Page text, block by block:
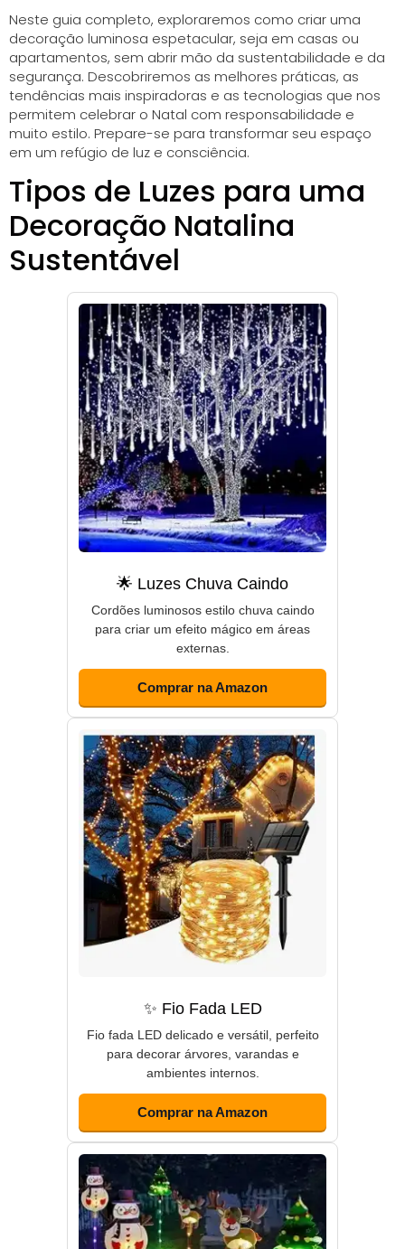
Neste guia completo, exploraremos como criar uma
decoração luminosa espetacular, seja em casas ou
apartamentos, sem abrir mão da sustentabilidade e da
segurança. Descobriremos as melhores práticas, as
tendências mais inspiradoras e as tecnologias que nos
permitem celebrar o Natal com responsabilidade e
muito estilo. Prepare-se para transformar seu espaço
em um refúgio de luz e consciência.
Tipos de Luzes para uma
Decoração Natalina
Sustentável
🌟 Luzes Chuva Caindo
Cordões luminosos estilo chuva caindo
para criar um efeito mágico em áreas
externas.
Comprar na Amazon
✨ Fio Fada LED
Fio fada LED delicado e versátil, perfeito
para decorar árvores, varandas e
ambientes internos.
Comprar na Amazon